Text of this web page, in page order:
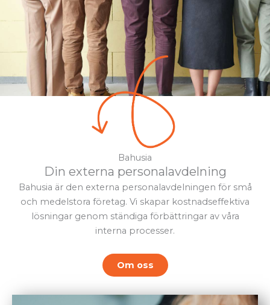
Bahusia
Din externa personalavdelning
Bahusia är den externa personalavdelningen för små
och medelstora företag. Vi skapar kostnadseffektiva
lösningar genom ständiga förbättringar av våra
interna processer.
Om oss